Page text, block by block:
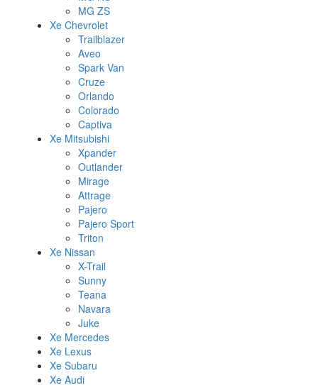
MG ZS
Xe Chevrolet
Trailblazer
Aveo
Spark Van
Cruze
Orlando
Colorado
Captiva
Xe Mitsubishi
Xpander
Outlander
Mirage
Attrage
Pajero
Pajero Sport
Triton
Xe Nissan
X-Trail
Sunny
Teana
Navara
Juke
Xe Mercedes
Xe Lexus
Xe Subaru
Xe Audi